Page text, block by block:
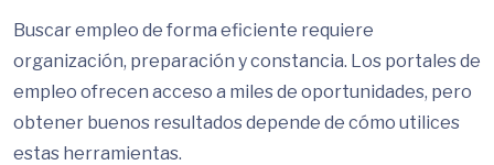
Buscar empleo de forma eficiente requiere
organización, preparación y constancia. Los portales de
empleo ofrecen acceso a miles de oportunidades, pero
obtener buenos resultados depende de cómo utilices
estas herramientas.